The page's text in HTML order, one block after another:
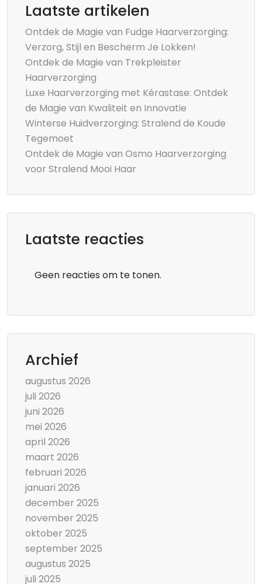
Laatste artikelen
Ontdek de Magie van Fudge Haarverzorging:
Verzorg, Stijl en Bescherm Je Lokken!
Ontdek de Magie van Trekpleister
Haarverzorging
Luxe Haarverzorging met Kérastase: Ontdek
de Magie van Kwaliteit en Innovatie
Winterse Huidverzorging: Stralend de Koude
Tegemoet
Ontdek de Magie van Osmo Haarverzorging
voor Stralend Mooi Haar
Laatste reacties
Geen reacties om te tonen.
Archief
augustus 2026
juli 2026
juni 2026
mei 2026
april 2026
maart 2026
februari 2026
januari 2026
december 2025
november 2025
oktober 2025
september 2025
augustus 2025
juli 2025